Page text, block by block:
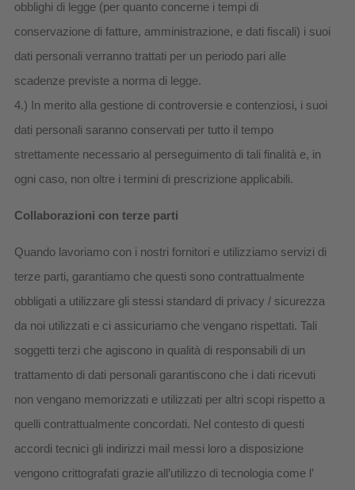
obblighi di legge (per quanto concerne i tempi di
conservazione di fatture, amministrazione, e dati fiscali) i suoi
dati personali verranno trattati per un periodo pari alle
scadenze previste a norma di legge.
4.) In merito alla gestione di controversie e contenziosi, i suoi
dati personali saranno conservati per tutto il tempo
strettamente necessario al perseguimento di tali finalità e, in
ogni caso, non oltre i termini di prescrizione applicabili.
Collaborazioni con terze parti
Quando lavoriamo con i nostri fornitori e utilizziamo servizi di
terze parti, garantiamo che questi sono contrattualmente
obbligati a utilizzare gli stessi standard di privacy / sicurezza
da noi utilizzati e ci assicuriamo che vengano rispettati. Tali
soggetti terzi che agiscono in qualità di responsabili di un
trattamento di dati personali garantiscono che i dati ricevuti
non vengano memorizzati e utilizzati per altri scopi rispetto a
quelli contrattualmente concordati. Nel contesto di questi
accordi tecnici gli indirizzi mail messi loro a disposizione
vengono crittografati grazie all’utilizzo di tecnologia come l’